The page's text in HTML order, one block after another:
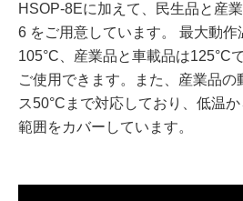
HSOP-8Eに加えて、民生品と産
6 をご用意しています。 最大動作
105°C、産業品と車載品は125°C
ご使用できます。また、産業品の
ス50°Cまで対応しており、低温
範囲をカバーしています。